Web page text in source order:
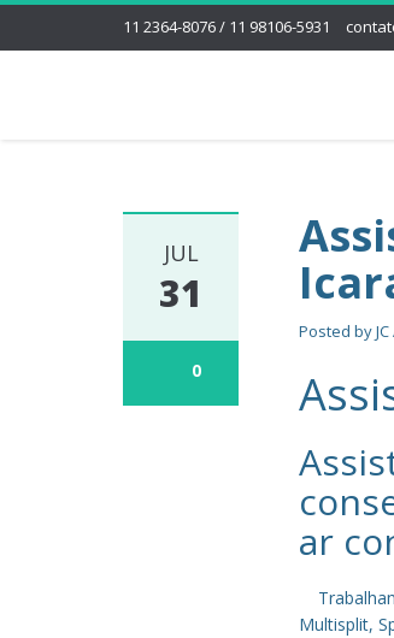
11 2364-8076 / 11 98106-5931
JUL
31
0
Posted by
ar
Multisplit,